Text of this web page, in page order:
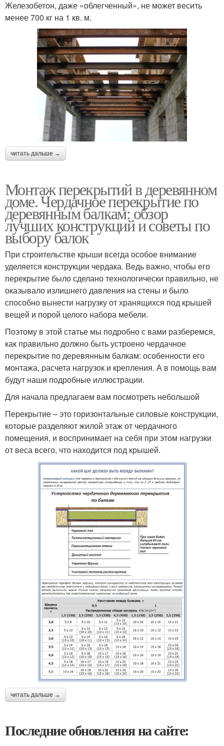
Железобетон, даже «облегченный», не может весить
менее 700 кг на 1 кв. м.
читать дальше →
Монтаж перекрытий в деревянном
доме. Чердачное перекрытие по
деревянным балкам: обзор
лучших конструкций и советы по
выбору балок
При строительстве крыши всегда особое внимание
уделяется конструкции чердака. Ведь важно, чтобы его
перекрытие было сделано технологически правильно, не
оказывало излишнего давления на стены и было
способно вынести нагрузку от хранящихся под крышей
вещей и порой целого набора мебели.
Поэтому в этой статье мы подробно с вами разберемся,
как правильно должно быть устроено чердачное
перекрытие по деревянным балкам: особенности его
монтажа, расчета нагрузок и крепления. А в помощь вам
будут наши подробные иллюстрации.
Для начала предлагаем вам посмотреть небольшой
Перекрытие – это горизонтальные силовые конструкции,
которые разделяют жилой этаж от чердачного
помещения, и воспринимает на себя при этом нагрузки
от веса всего, что находится под крышей.
читать дальше →
Последние обновления на сайте: